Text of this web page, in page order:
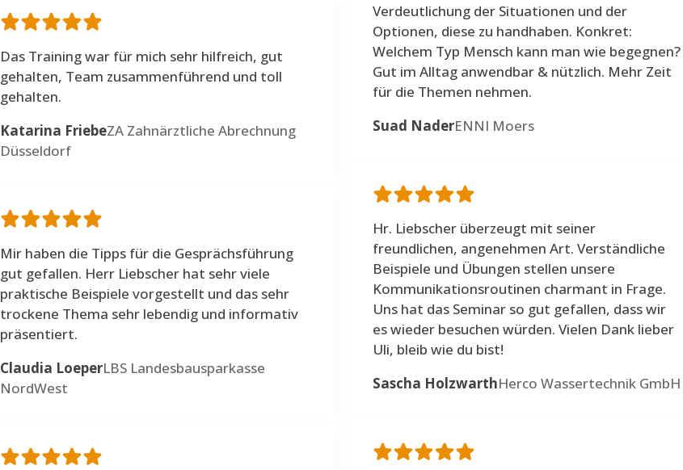
Das Training war für mich sehr hilfreich, gut
gehalten, Team zusammenführend und toll
gehalten.
Katarina FriebeZA Zahnärztliche Abrechnung
Düsseldorf
Mir haben die Tipps für die Gesprächsführung
gut gefallen. Herr Liebscher hat sehr viele
praktische Beispiele vorgestellt und das sehr
trockene Thema sehr lebendig und informativ
präsentiert.
Claudia LoeperLBS Landesbausparkasse
NordWest
Verdeutlichung der Situationen und der
Optionen, diese zu handhaben. Konkret:
Welchem Typ Mensch kann man wie begegnen?
Gut im Alltag anwendbar & nützlich. Mehr Zeit
für die Themen nehmen.
Suad NaderENNI Moers
Hr. Liebscher überzeugt mit seiner
freundlichen, angenehmen Art. Verständliche
Beispiele und Übungen stellen unsere
Kommunikationsroutinen charmant in Frage.
Uns hat das Seminar so gut gefallen, dass wir
es wieder besuchen würden. Vielen Dank lieber
Uli, bleib wie du bist!
Sascha HolzwarthHerco Wassertechnik GmbH